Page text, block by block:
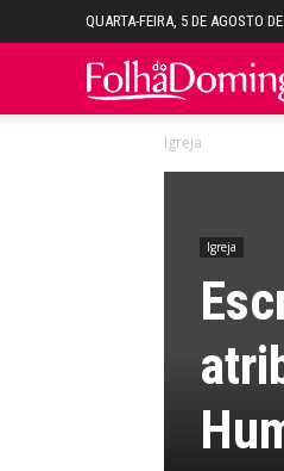
QUARTA-FEIRA, 5 DE AGOSTO
Igreja
Igreja